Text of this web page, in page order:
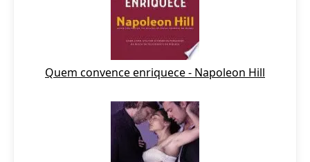
Quem convence enriquece - Napoleon Hill